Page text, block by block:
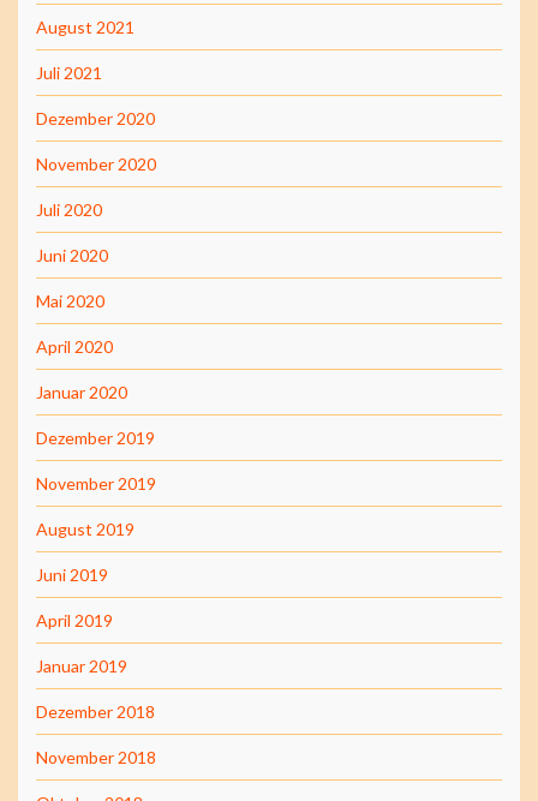
August 2021
Juli 2021
Dezember 2020
November 2020
Juli 2020
Juni 2020
Mai 2020
April 2020
Januar 2020
Dezember 2019
November 2019
August 2019
Juni 2019
April 2019
Januar 2019
Dezember 2018
November 2018